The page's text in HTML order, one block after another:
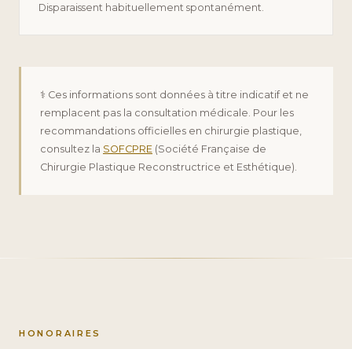
Disparaissent habituellement spontanément.
⚕️ Ces informations sont données à titre indicatif et ne
remplacent pas la consultation médicale. Pour les
recommandations officielles en chirurgie plastique,
consultez la SOFCPRE (Société Française de
Chirurgie Plastique Reconstructrice et Esthétique).
HONORAIRES